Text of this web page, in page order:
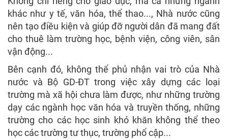
khác như y tế, văn hóa, thể thao..., Nhà nước cũng
nên tạo điều kiện và giúp đỡ người dân đã mang đất
cho thuê làm trường học, bệnh viện, công viên, sân
vận động...
Bên cạnh đó, không thể phủ nhận vai trò của Nhà
nước và Bộ GD-ĐT trong việc xây dựng các loại
trường mà xã hội chưa làm được, như những trường
dạy các ngành học văn hóa và truyền thống, những
trường cho các học sinh khó khăn không thể theo
học các trường tư thục, trường phổ cập...